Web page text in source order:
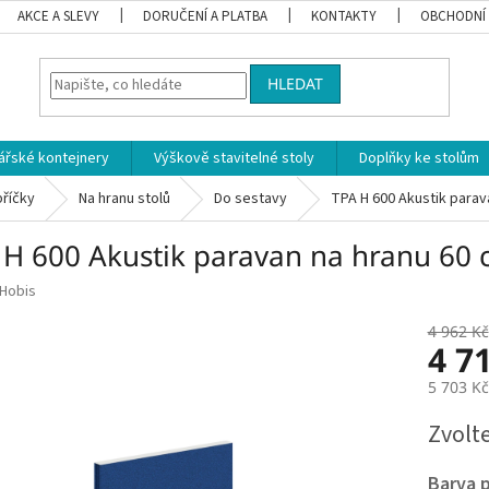
AKCE A SLEVY DORUČENÍ A PLATBA KONTAKTY
HLEDAT
kontejnery Výškově stavitelné stoly
Doplňky ke stolům
Na hranu stolů Do sestavy TPA H 600 Akustik
H 600 Akustik paravan na hranu 60
Hobis
4 962 Kč
4
5 703
cena: